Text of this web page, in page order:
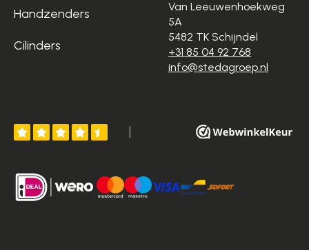
Handzenders
Cilinders
Van Leeuwenhoekweg
5A
5482 TK Schijndel
+31 85 04 92 768
info@stedagroep.nl